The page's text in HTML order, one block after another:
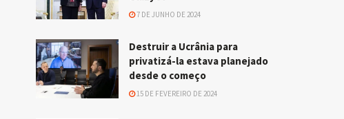
7 DE JUNHO DE 2024
Destruir a Ucrânia para
privatizá-la estava planejado
desde o começo
15 DE FEVEREIRO DE 2024